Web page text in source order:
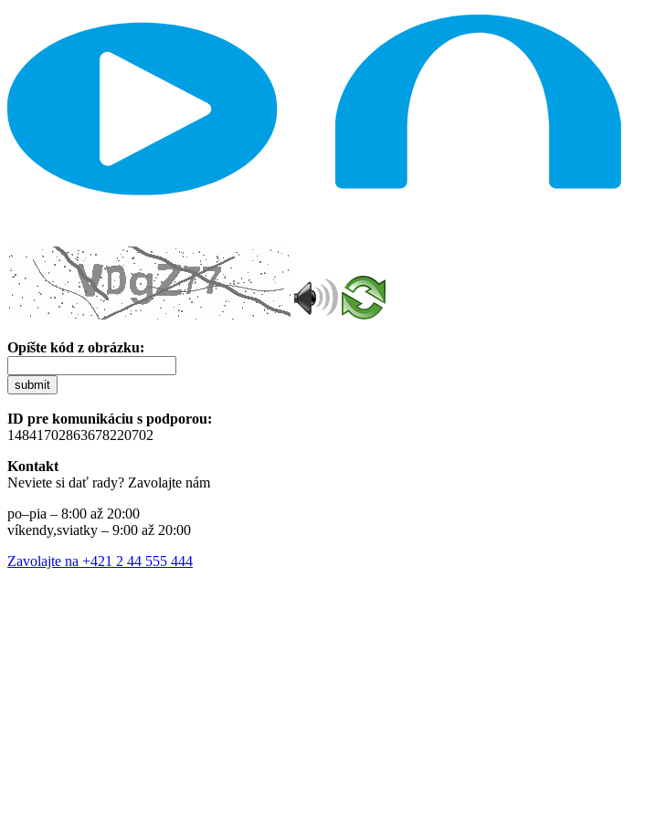
Opíšte kód z obrázku:
submit
ID pre komunikáciu s podporou:
14841702863678220702
Kontakt
Neviete si dať rady? Zavolajte nám
po–pia – 8:00 až 20:00
víkendy,sviatky – 9:00 až 20:00
Zavolajte na +421 2 44 555 444